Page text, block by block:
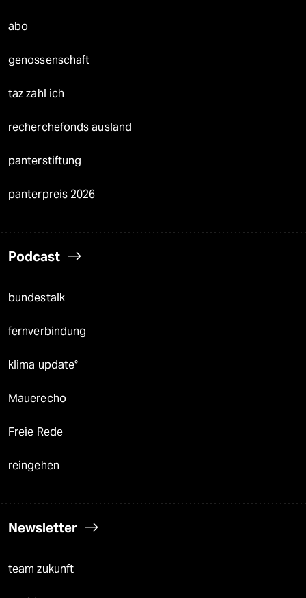
abo
genossenschaft
taz zahl ich
recherchefonds ausland
panterstiftung
panterpreis 2026
Podcast
bundestalk
fernverbindung
klima update°
Mauerecho
Freie Rede
reingehen
Newsletter
team zukunft